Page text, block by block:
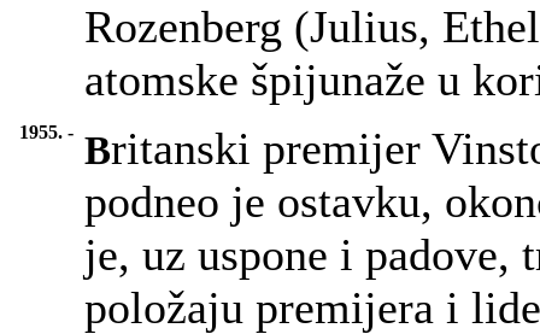
Rozenberg (Julius,
atomske špijunaže u
1955. - Britanski premijer
podneo je ostavku,
je, uz uspone i padove,
položaju premijera i